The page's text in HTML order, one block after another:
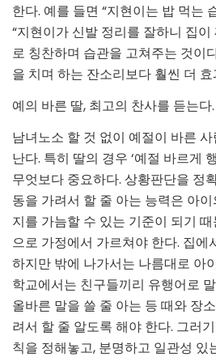
한다. 예를 들면 “지현이는 밥 먹는
“지현이가 신발 정리를 잘하니 집
로 칭찬하며 습관을 고쳐주는 것이
을 치며 하는 잔소리보다 훨씬 더 효
예의 바른 딸, 최고의 찬사를 듣는다.
남녀노소 할 것 없이 예절이 바른
난다. 특히 딸의 경우 ‘예절 바르게
무엇보다 중요하다. 상황판단을 정
동을 가려서 할 줄 아는 능력은 아
지를 가늠할 수 있는 기준이 되기
으로 가정에서 가르쳐야 한다. 집에
하지만 밖에 나가서는 나름대로 아
학교에서는 친구들끼리 유행어로
올바른 말을 쓸 줄 아는 등 때와 장
려서 할 줄 알도록 해야 한다. 그러
칙을 정해놓고, 분명하고 일관성 있